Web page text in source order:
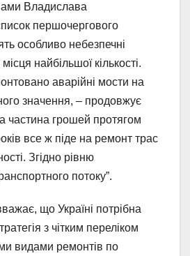
Владислава
першочергового
особливо небезпечні
найбільшої кількості.
аварійні мости на
значення, – продовжує
частина грошей протягом
все ж піде на ремонт трас
Згідно рівню
потоку”.
що Україні потрібна
з чітким переліком
видами ремонтів по